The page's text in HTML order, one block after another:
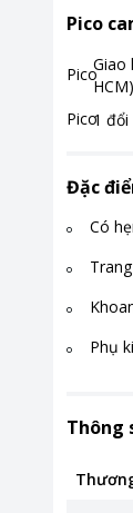
Pico
Giao
HCM)
1 đổi
Đặc
Có
Phụ
Thông